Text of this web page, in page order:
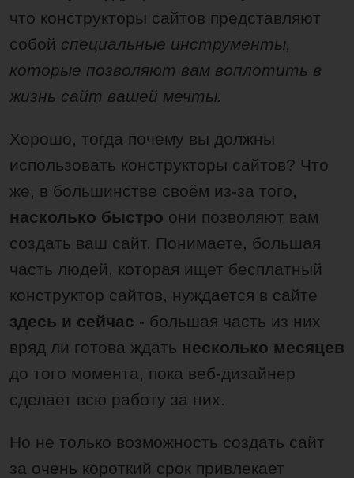
что конструкторы сайтов представляют
собой специальные инструменты,
которые позволяют вам воплотить в
жизнь сайт вашей мечты.
Хорошо, тогда почему вы должны
использовать конструкторы сайтов? Что
же, в большинстве своём из-за того,
насколько быстро они позволяют вам
создать ваш сайт. Понимаете, большая
часть людей, которая ищет бесплатный
конструктор сайтов, нуждается в сайте
здесь и сейчас - большая часть из них
вряд ли готова ждать несколько месяцев
до того момента, пока веб-дизайнер
сделает всю работу за них.
Но не только возможность создать сайт
за очень короткий срок привлекает